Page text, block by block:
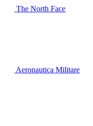
The North Face
Aeronautica Militare